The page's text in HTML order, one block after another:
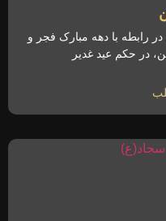
رابطه با دهه مبارک فجر و